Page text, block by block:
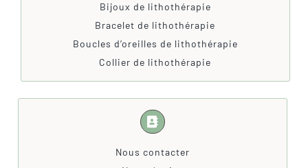
Bijoux de lithothérapie
Bracelet de lithothérapie
Boucles d’oreilles de lithothérapie
Collier de lithothérapie
Nous contacter